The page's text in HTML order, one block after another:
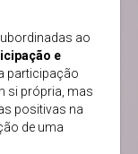
ao
e
participação
si própria, mas
positivas na
de uma